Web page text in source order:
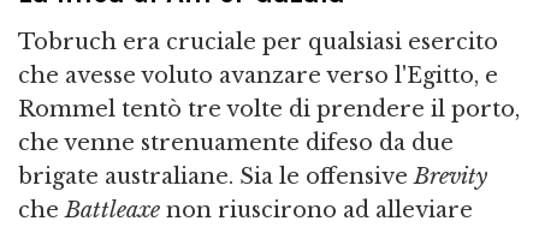
Tobruch era cruciale per qualsiasi esercito
che avesse voluto avanzare verso l'Egitto, e
Rommel tentò tre volte di prendere il porto,
che venne strenuamente difeso da due
brigate australiane. Sia le offensiveBrevity
cheBattleaxe non riuscirono ad alleviare